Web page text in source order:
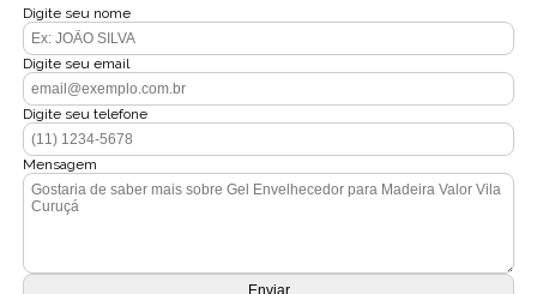
Digite seu nome
Digite seu email
Digite seu telefone
Mensagem